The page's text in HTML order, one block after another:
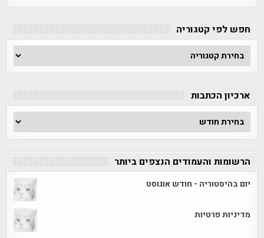
חפש לפי קטגוריה
חפש
לפי
קטגוריה
ארכיון הכתבות
ארכיון
הכתבות
הרשומות והעמודים הנצפים ביותר
יום בהיסטוריה - חודש אוגוסט
מדיניות פרטיות